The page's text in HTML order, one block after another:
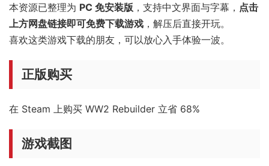
本资源已整理为 PC 免安装版 ，支持中文界面与字幕， 点击
上方网盘链接即可免费下载游戏 ，解压后直接开玩。
喜欢这类游戏下载的朋友，可以放心入手体验一波。
正版购买
在 Steam 上购买 WW2 Rebuilder 立省 68%
游戏截图